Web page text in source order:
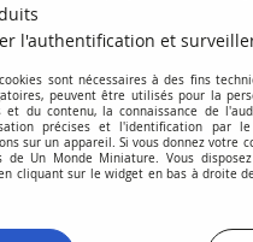
MAQUETTES
>No 11 Argent Métallique
l'authentification et
sont nécessaires à des fins
peuvent être utilisés pour la
et du contenu, la connaissance de
précises et l'identification par
sur un appareil. Si vous donnez votre
de Un Monde Miniature. Vous
cliquant sur le widget en bas à droite